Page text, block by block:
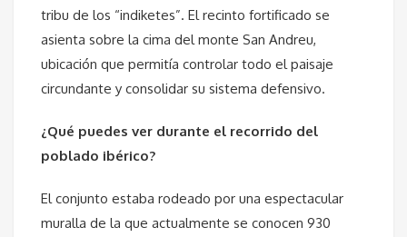
tribu de los “indiketes”. El recinto fortificado se
asienta sobre la cima del monte San Andreu,
ubicación que permitía controlar todo el paisaje
circundante y consolidar su sistema defensivo.
¿Qué puedes ver durante el recorrido del
poblado ibérico?
El conjunto estaba rodeado por una espectacular
muralla de la que actualmente se conocen 930